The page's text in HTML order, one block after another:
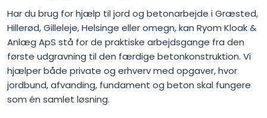
Har du brug for hjælp til jord og betonarbejde i Græsted,
Hillerød, Gilleleje, Helsinge eller omegn, kan Ryom Kloak &
Anlæg ApS stå for de praktiske arbejdsgange fra den
første udgravning til den færdige betonkonstruktion. Vi
hjælper både private og erhverv med opgaver, hvor
jordbund, afvanding, fundament og beton skal fungere
som én samlet løsning.